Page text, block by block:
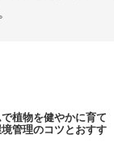
植物を健やかに育て
管理のコツとおすす